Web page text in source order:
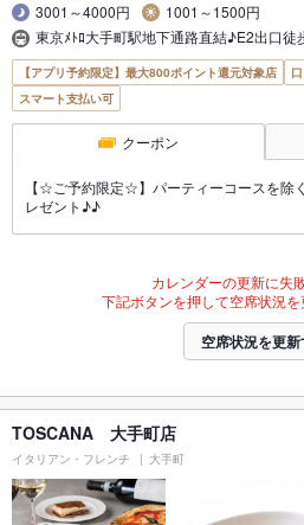
3001～4000円
1001～1500円
東京ﾒﾄﾛ大手町駅地下通路直結♪E2出口
【アプリ予約限定】最大800ポイント還元対象店
スマート支払い可
クーポン
【☆ご予約限定☆】パーティーコースを除
レゼント♪♪
カレンダーの更新に失
下記ボタンを押して空席状況を
空席状況を更新
TOSCANA 大手町店
イタリアン・フレンチ 大手町